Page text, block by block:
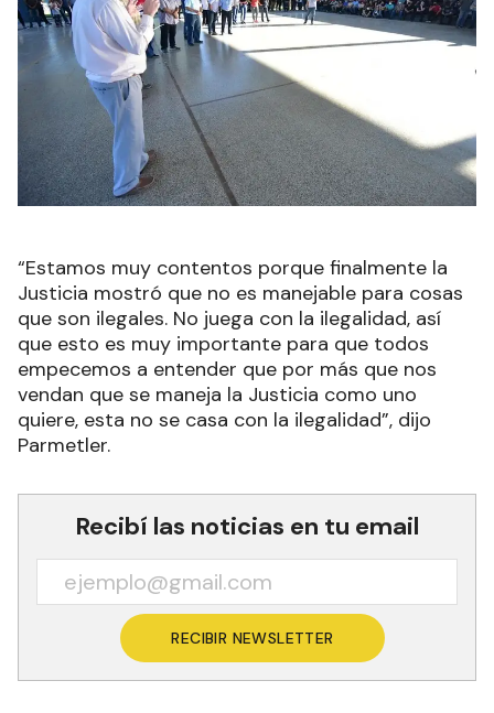
“Estamos muy contentos porque finalmente la
Justicia mostró que no es manejable para cosas
que son ilegales. No juega con la ilegalidad, así
que esto es muy importante para que todos
empecemos a entender que por más que nos
vendan que se maneja la Justicia como uno
quiere, esta no se casa con la ilegalidad”, dijo
Parmetler.
Recibí las noticias en tu email
RECIBIR NEWSLETTER